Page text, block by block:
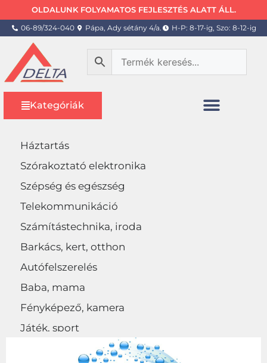
OLDALUNK FOLYAMATOS FEJLESZTÉS ALATT ÁLL.
06-89/324-040 Pápa, Ady sétány 4/a. H-P: 8-17-ig, Szo: 8-12-ig
Kategóriák
Háztartás
Szórakoztató elektronika
Szépség és egészség
Telekommunikáció
Számítástechnika, iroda
Barkács, kert, otthon
Autófelszerelés
Baba, mama
Fényképező, kamera
Játék, sport